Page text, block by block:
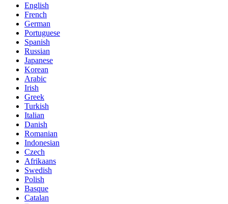
English
French
German
Portuguese
Spanish
Russian
Japanese
Korean
Arabic
Irish
Greek
Turkish
Italian
Danish
Romanian
Indonesian
Czech
Afrikaans
Swedish
Polish
Basque
Catalan